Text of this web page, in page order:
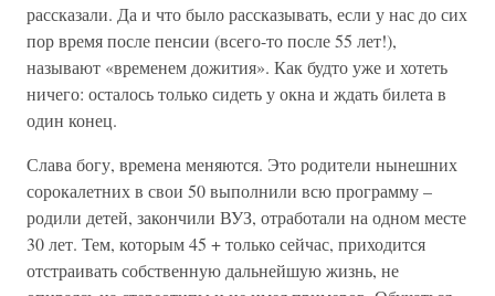
рассказали. Да и что было рассказывать, если у нас до сих
пор время после пенсии (всего-то после 55 лет!),
называют «временем дожития». Как будто уже и хотеть
ничего: осталось только сидеть у окна и ждать билета в
один конец.
Слава богу, времена меняются. Это родители нынешних
сорокалетних в свои 50 выполнили всю программу –
родили детей, закончили ВУЗ, отработали на одном месте
30 лет. Тем, которым 45 + только сейчас, приходится
отстраивать собственную дальнейшую жизнь, не